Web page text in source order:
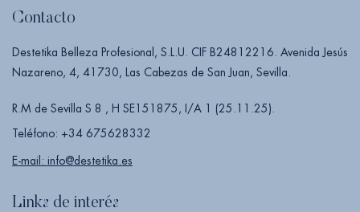
Contacto
Destetika Belleza Profesional, S.L.U. CIF B24812216. Avenida Jesús
Nazareno, 4, 41730, Las Cabezas de San Juan, Sevilla.
R.M de Sevilla S 8 , H SE151875, I/A 1 (25.11.25).
Teléfono: +34 675628332
E-mail: info@destetika.es
Links de interés